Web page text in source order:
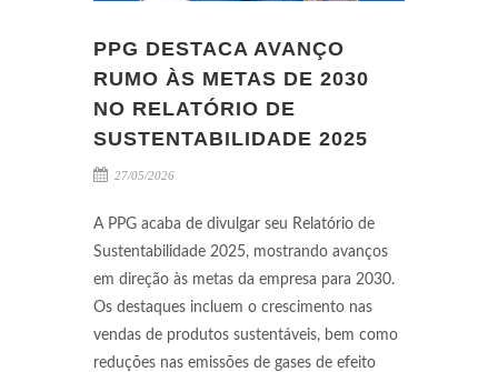
PPG DESTACA AVANÇO
RUMO ÀS METAS DE 2030
NO RELATÓRIO DE
SUSTENTABILIDADE 2025
27/05/2026
A PPG acaba de divulgar seu Relatório de
Sustentabilidade 2025, mostrando avanços
em direção às metas da empresa para 2030.
Os destaques incluem o crescimento nas
vendas de produtos sustentáveis, bem como
reduções nas emissões de gases de efeito